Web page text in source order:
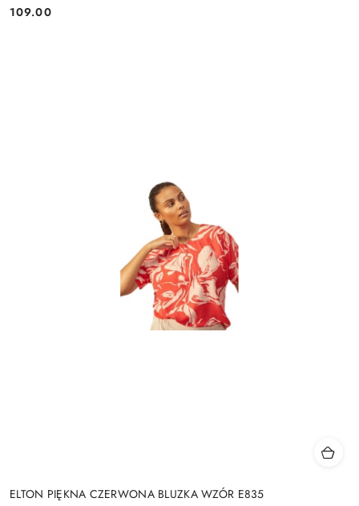
Cena:
109.00
ELTON PIĘKNA CZERWONA BLUZKA WZÓR E835